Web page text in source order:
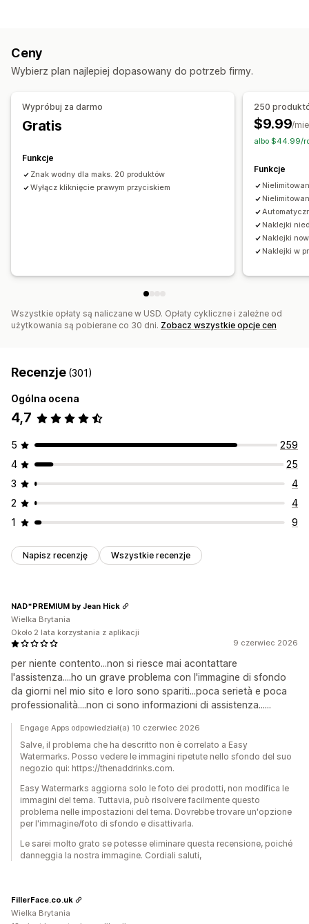
Edycja zbiorcza
Kompresja
Przycinanie
Działania zablokowane
Ceny
Wybierz plan najlepiej dopasowany do potrzeb firmy.
Wypróbuj za darmo
Gratis
Funkcje
Znak wodny dla maks. 20 produktów
Wyłącz kliknięcie prawym przyciskiem
250
$9.99/
albo $44.99/
Funkcje
Naklejki
Naklejki
Naklejki w
Wszystkie opłaty są naliczane w USD. Opłaty cykliczne i zależne od
użytkowania są pobierane co 30 dni. Zobacz wszystkie opcje cen
Recenzje (301)
Ogólna ocena
4,7
5
259
4
25
3
4
2
4
1
9
Napisz recenzję Wszystkie recenzje
9 czerwiec 2026
per niente contento...non si riesce mai acontattare
l'assistenza....ho un grave problema con l'immagine di sfondo
da giorni nel mio sito e loro sono spariti...poca serietà e poca
professionalità....non ci sono informazioni di assistenza......
NAD*PREMIUM by Jean Hick
Wielka Brytania
Około 2 lata korzystania z aplikacji
Engage Apps odpowiedział(a) 10 czerwiec 2026
Salve, il problema che ha descritto non è correlato a Easy
Watermarks. Posso vedere le immagini ripetute nello sfondo del suo
negozio qui: https://thenaddrinks.com.
Easy Watermarks aggiorna solo le foto dei prodotti, non modifica le
immagini del tema. Tuttavia, può risolvere facilmente questo
problema nelle impostazioni del tema. Dovrebbe trovare un'opzione
per l'immagine/foto di sfondo e disattivarla.
Le sarei molto grato se potesse eliminare questa recensione, poiché
danneggia la nostra immagine. Cordiali saluti,
FillerFace.co.uk
Wielka Brytania